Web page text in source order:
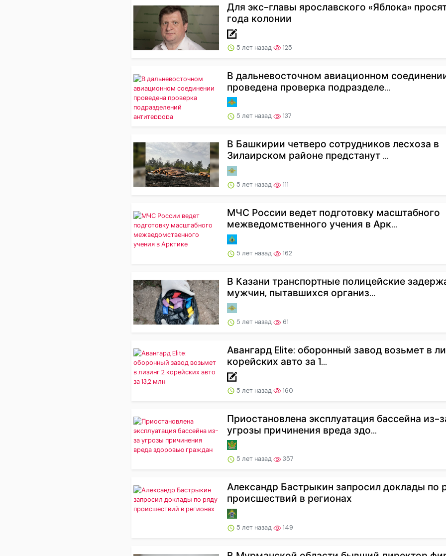
Для экс-главы ярославского «Яблока»
года колонии
5 лет назад 125
В дальневосточном авиационном
проведена проверка подразделе...
5 лет назад 137
В Башкирии четверо сотрудников лесхоза в
Зилаирском районе предстанут ...
5 лет назад 111
МЧС России ведет подготовку масштабного
межведомственного учения в Арк...
5 лет назад 162
В Казани транспортные полицейские
мужчин, пытавшихся организ...
5 лет назад 61
Авангард Elite: оборонный завод возьмет в
корейских авто за 1...
5 лет назад 160
Приостановлена эксплуатация бассейна из-
угрозы причинения вреда здо...
5 лет назад 357
Александр Бастрыкин запросил доклады по
происшествий в регионах
5 лет назад 149